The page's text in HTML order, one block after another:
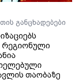
განცხადებები
რეგიონული
თაობაზე